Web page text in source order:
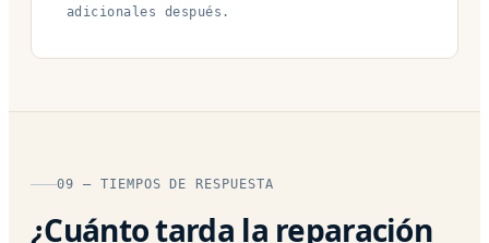
adicionales después.
09 — TIEMPOS DE RESPUESTA
¿Cuánto tarda la reparación